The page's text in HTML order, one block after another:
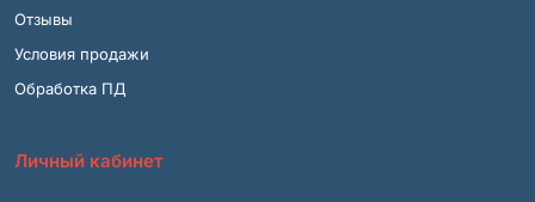
Отзывы
Условия продажи
Обработка ПД
Личный кабинет